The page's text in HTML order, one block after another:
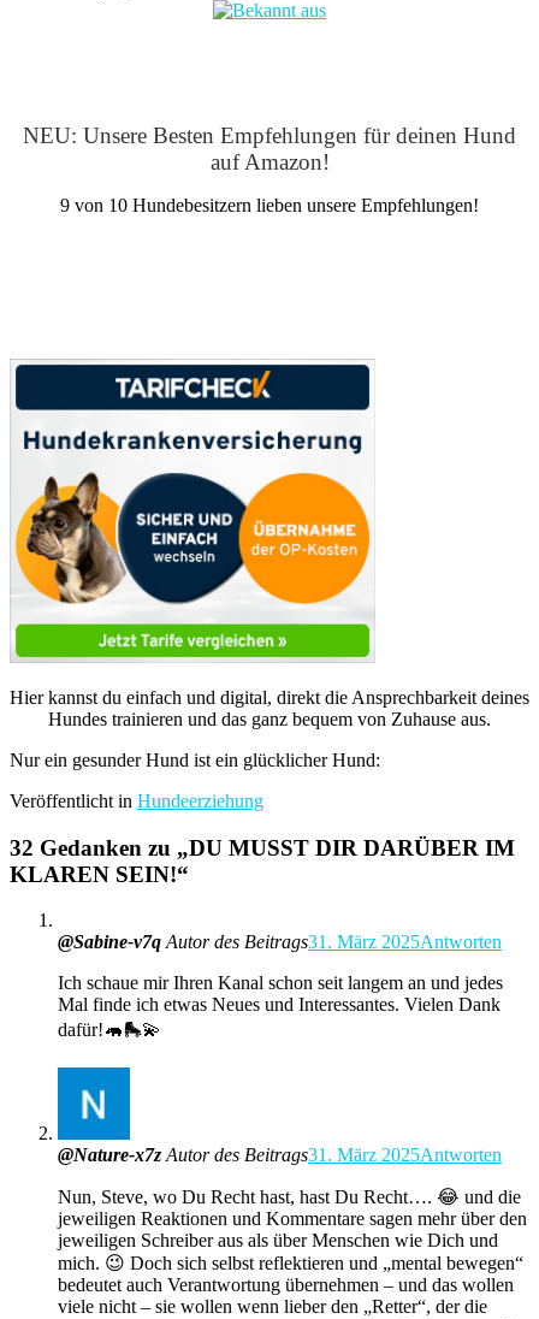
NEU: Unsere Besten Empfehlungen für deinen Hund
auf Amazon!
9 von 10 Hundebesitzern lieben unsere Empfehlungen!
Hier kannst du einfach und digital, direkt die Ansprechbarkeit deines
Hundes trainieren und das ganz bequem von Zuhause aus.
Nur ein gesunder Hund ist ein glücklicher Hund:
Veröffentlicht in Hundeerziehung
32 Gedanken zu „DU MUSST DIR DARÜBER IM
KLAREN SEIN!“
@Sabine-v7q Autor des Beitrags31. März 2025Antworten
Ich schaue mir Ihren Kanal schon seit langem an und jedes
Mal finde ich etwas Neues und Interessantes. Vielen Dank
dafür!🦛🛼💫
@Nature-x7z Autor des Beitrags31. März 2025Antworten
Nun, Steve, wo Du Recht hast, hast Du Recht…. 😂 und die
jeweiligen Reaktionen und Kommentare sagen mehr über den
jeweiligen Schreiber aus als über Menschen wie Dich und
mich. 😉 Doch sich selbst reflektieren und „mental bewegen“
bedeutet auch Verantwortung übernehmen – und das wollen
viele nicht – sie wollen wenn lieber den „Retter“, der die